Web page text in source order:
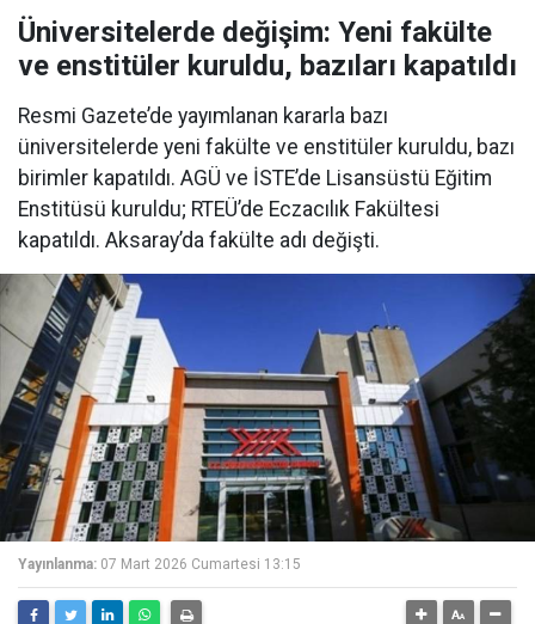
Üniversitelerde değişim: Yeni fakülte
ve enstitüler kuruldu, bazıları kapatıldı
Resmi Gazete’de yayımlanan kararla bazı
üniversitelerde yeni fakülte ve enstitüler kuruldu, bazı
birimler kapatıldı. AGÜ ve İSTE’de Lisansüstü Eğitim
Enstitüsü kuruldu; RTEÜ’de Eczacılık Fakültesi
kapatıldı. Aksaray’da fakülte adı değişti.
Yayınlanma: 07 Mart 2026 Cumartesi 13:15